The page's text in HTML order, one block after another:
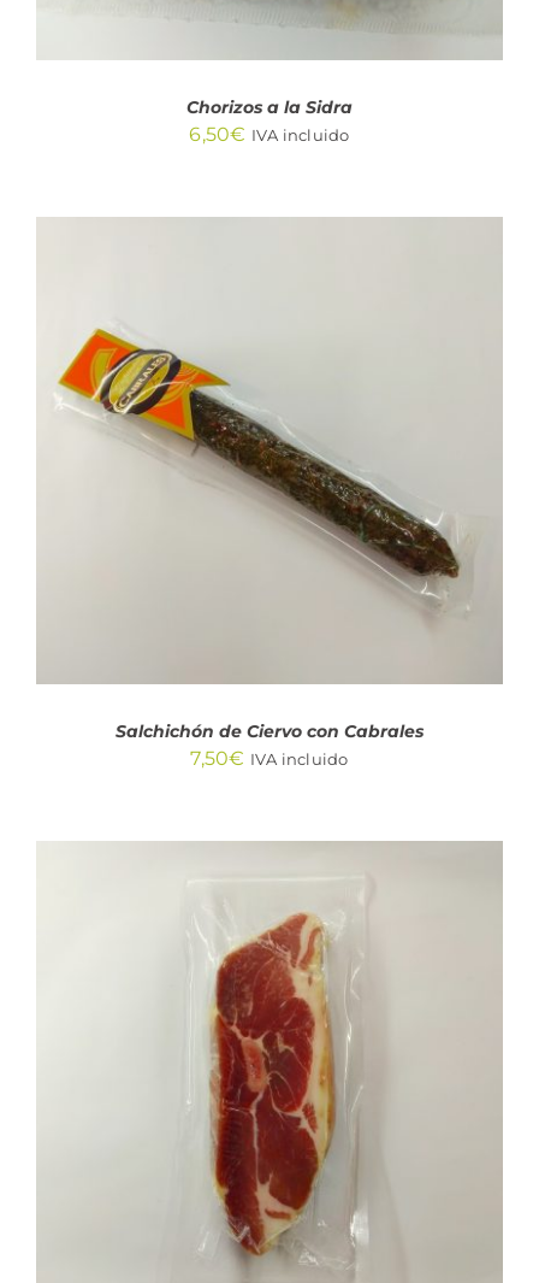
Chorizos a la Sidra
6,50€ IVA incluido
AÑADIR AL CARRITO
Salchichón de Ciervo con Cabrales
7,50€ IVA incluido
AÑADIR AL CARRITO